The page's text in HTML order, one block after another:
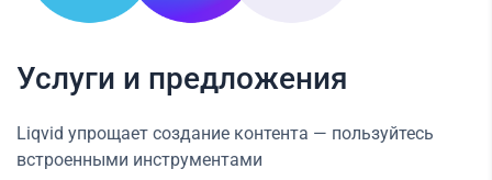
Услуги и предложения
Liqvid упрощает создание контента — пользуйтесь
встроенными инструментами